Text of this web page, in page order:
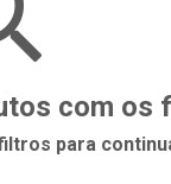
com os
para